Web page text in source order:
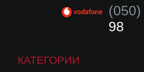
(050)
98
КАТЕГОРИИ